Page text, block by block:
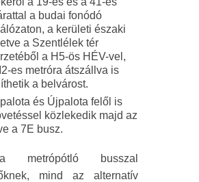
a budai fonódó
a kerületi északi
a Szentlélek tér
a H5-ös HÉV-vel,
es metróra átszállva is
a belvárost.
és Újpalota felől is
közlekedik majd az
a 7E busz.
metrópótló busszal
mind az alternatív